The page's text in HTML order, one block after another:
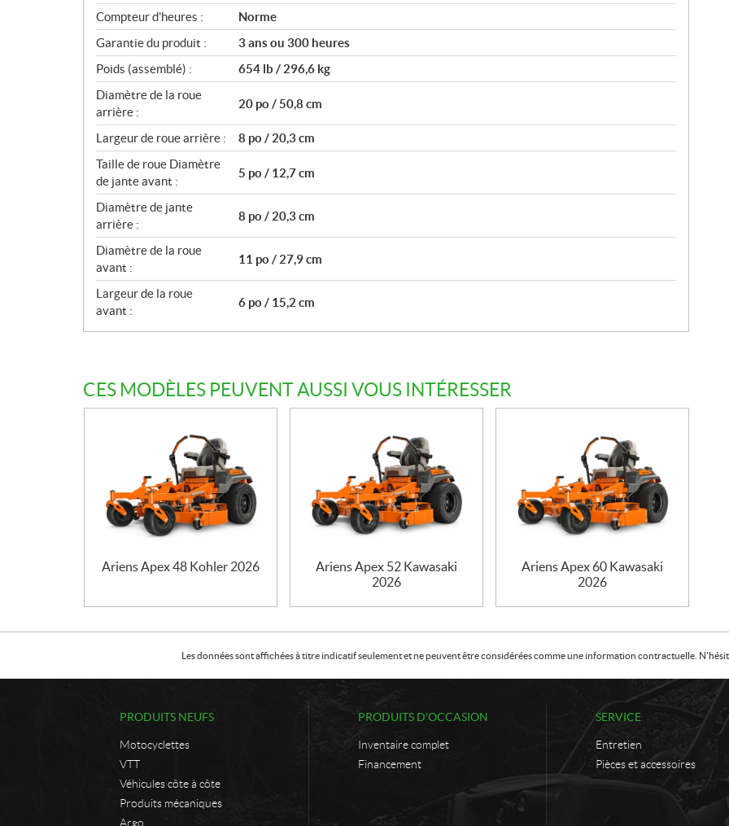
Compteur d'heures :
Norme
Garantie du produit :
3 ans ou 300 heures
Poids (assemblé) :
654 lb / 296,6 kg
Diamètre de la roue
arrière :
20 po / 50,8 cm
Largeur de roue arrière :
8 po / 20,3 cm
Taille de roue Diamètre
de jante avant :
5 po / 12,7 cm
Diamètre de jante
arrière :
8 po / 20,3 cm
Diamètre de la roue
avant :
11 po / 27,9 cm
Largeur de la roue
avant :
6 po / 15,2 cm
CES MODÈLES PEUVENT AUSSI VOUS INTÉRESSER
Ariens Apex 48 Kohler 2026
Ariens Apex 52 Kawasaki
2026
Ariens Apex 60 Kawasaki
2026
Les données sont affichées à titre indicatif seulement et ne peuvent être considérées comme une information contractuelle.
PRODUITS NEUFS
Motocyclettes
VTT
Véhicules côte à côte
Produits mécaniques
Argo
PRODUITS D'OCCASION
Inventaire complet
Financement
SERVICE
Entretien
Pièces et accessoires